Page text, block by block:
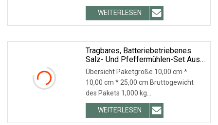
bereits nach ISO9001 zertifiziert und
wir sind der Hauptlieferant von Coca-
Cola, LIBBEY, ARC, TARGET usw. 3.
WEITERLESEN
Tragbares, Batteriebetriebenes
Salz- Und Pfeffermühlen-Set Aus
Edelstahl, Elektronisches
Pfeffermühlen-Set
Übersicht Paketgröße 10,00 cm *
10,00 cm * 25,00 cm Bruttogewicht
des Pakets 1,000 kg
Produktbeschreibung
PRODUKTKATEGORIE Firmenprofil
WEITERLESEN